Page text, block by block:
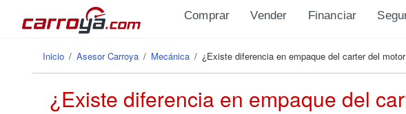
Pasar al contenido principal
Comprar Vender Financiar
Se encuentra usted aquí
Inicio / Asesor Carroya / Mecánica / ¿Existe diferencia en empaque del carter del
¿Existe diferencia en empaque del